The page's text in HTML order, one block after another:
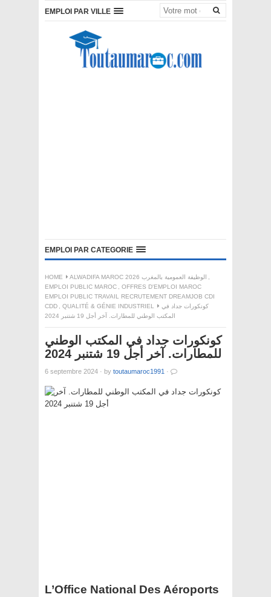
EMPLOI PAR VILLE
EMPLOI PAR CATEGORIE
HOME ALWADIFA MAROC 2026 الوظيفة العمومية بالمغرب
,
EMPLOI PUBLIC MAROC , OFFRES D'EMPLOI MAROC
EMPLOI PUBLIC TRAVAIL RECRUTEMENT DREAMJOB CDI
CDD , QUALITÉ & GÉNIE INDUSTRIEL
كونكورات جداد في
المكتب الوطني للمطارات. آخر أجل 19 شتنبر 2024
كونكورات جداد في المكتب الوطني
للمطارات. آخر أجل 19 شتنبر 2024
6 septembre 2024 · by toutaumaroc1991 ·
L’Office National Des Aéroports